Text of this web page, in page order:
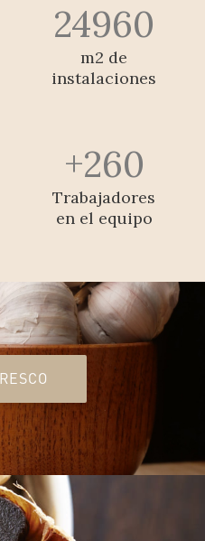
24960
m2 de
instalaciones
260
Trabajadores
en el equipo